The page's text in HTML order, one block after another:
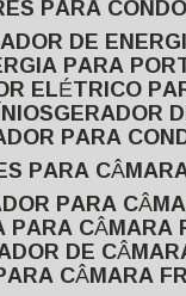
DE
PARA
ELÉTRICO
PARA
PARA
PARA
PARA CÂMARA
DE
CÂMARA